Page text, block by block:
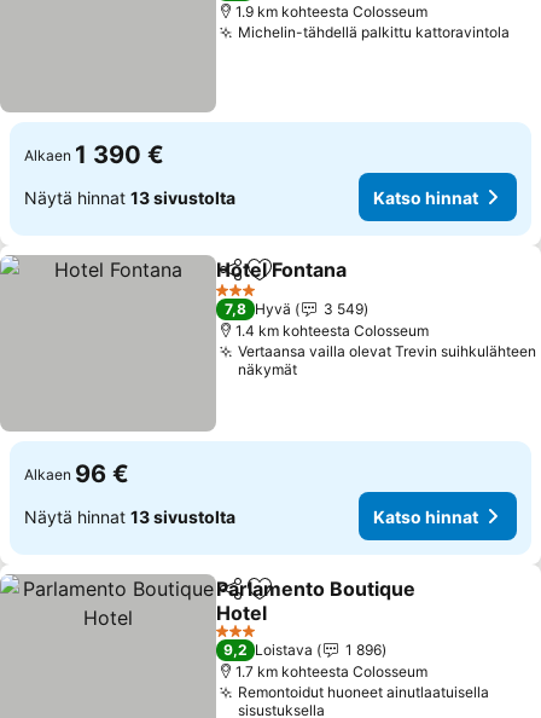
1.9 km kohteesta Colosseum
Michelin-tähdellä palkittu kattoravintola
Alkaen 1 390 €
Näytä hinnat 13 sivustolta Katso hinnat
Jaa Lisää suosikkeihin
Hotel Fontana
3 Tähtiluokitus
7,8 Hyvä
3 549
1.4 km kohteesta Colosseum
Vertaansa vailla olevat Trevin suihkulähteen
näkymät
Alkaen 96 €
Näytä hinnat 13 sivustolta Katso hinnat
Jaa Lisää suosikkeihin
Parlamento Boutique
Hotel
Katso hinnat
3 Tähtiluokitus
9,2 Loistava
1 896
1.7 km kohteesta Colosseum
Remontoidut huoneet ainutlaatuisella
sisustuksella